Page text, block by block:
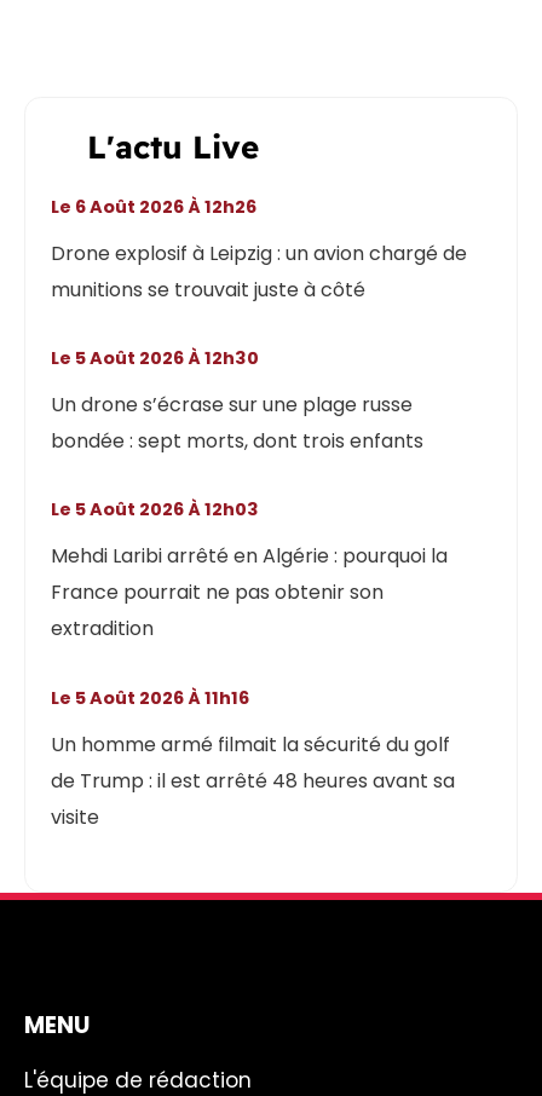
L'actu Live
Drone explosif à Leipzig : un avion chargé de
munitions se trouvait juste à côté
Le 6 Août 2026 À 12h26
Un drone s’écrase sur une plage russe
bondée : sept morts, dont trois enfants
Le 5 Août 2026 À 12h30
Mehdi Laribi arrêté en Algérie : pourquoi la
France pourrait ne pas obtenir son
extradition
Le 5 Août 2026 À 12h03
Un homme armé filmait la sécurité du golf
de Trump : il est arrêté 48 heures avant sa
visite
Le 5 Août 2026 À 11h16
MENU
L'équipe de rédaction